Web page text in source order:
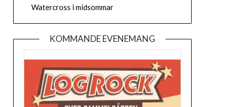
Watercross i midsommar
KOMMANDE EVENEMANG